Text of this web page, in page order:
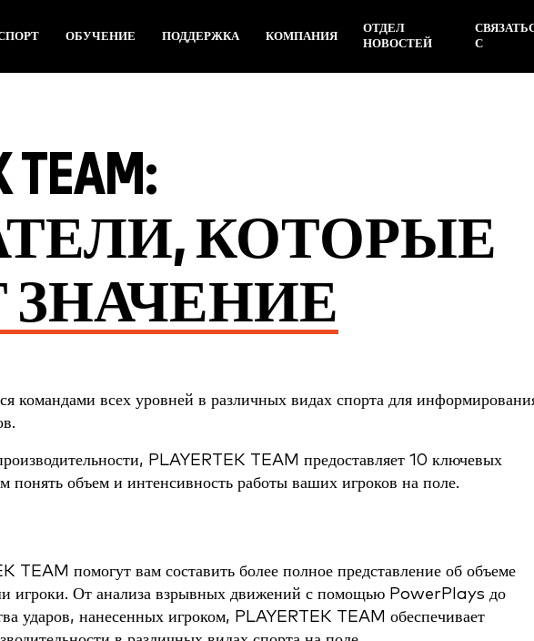
ОБУЧЕНИЕ ПОДДЕРЖКА КОМПАНИЯ
ОТДЕЛ
НОВОСТЕЙ
С
TEAM:
КОТОРЫЕ
командами всех уровней в различных видах спорта для
PLAYERTEK TEAM предоставляет 10 ключевых
понять объем и интенсивность работы ваших игроков на поле.
TEAM помогут вам составить более полное представление об объеме
игроки. От анализа взрывных движений с помощью PowerPlays до
ударов, нанесенных игроком, PLAYERTEK TEAM обеспечивает